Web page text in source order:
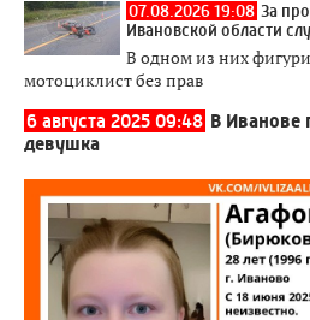
07.08.2026 19:08 За
Ивановской области
В одном из них
мотоциклист без прав
6 августа 2025 09:48 В Иванове
девушка